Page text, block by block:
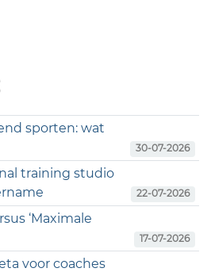
sporten: wat
30-07-2026
training studio
22-07-2026
‘Maximale
17-07-2026
voor coaches